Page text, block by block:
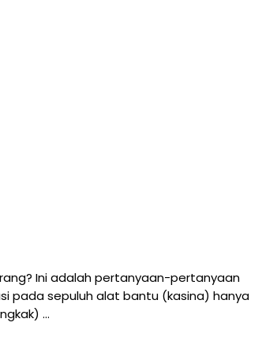
Ini adalah pertanyaan-pertanyaan
pada sepuluh alat bantu (kasina) hanya
…